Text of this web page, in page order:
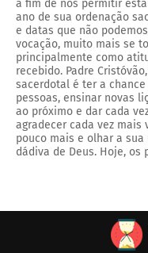
a fim de nos permitir
ano de sua ordenação
e datas que não
vocação, muito mais se
principalmente como
recebido. Padre
sacerdotal é ter a
pessoas, ensinar novas
ao próximo e dar cada
agradecer cada vez mais
pouco mais e olhar a
dádiva de Deus. Hoje, os